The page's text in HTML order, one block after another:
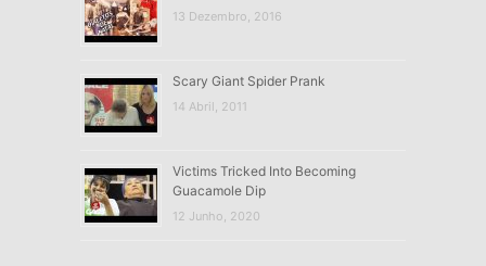
13 Dezembro, 2016
Scary Giant Spider Prank
14 Abril, 2011
Victims Tricked Into Becoming
Guacamole Dip
12 Junho, 2020